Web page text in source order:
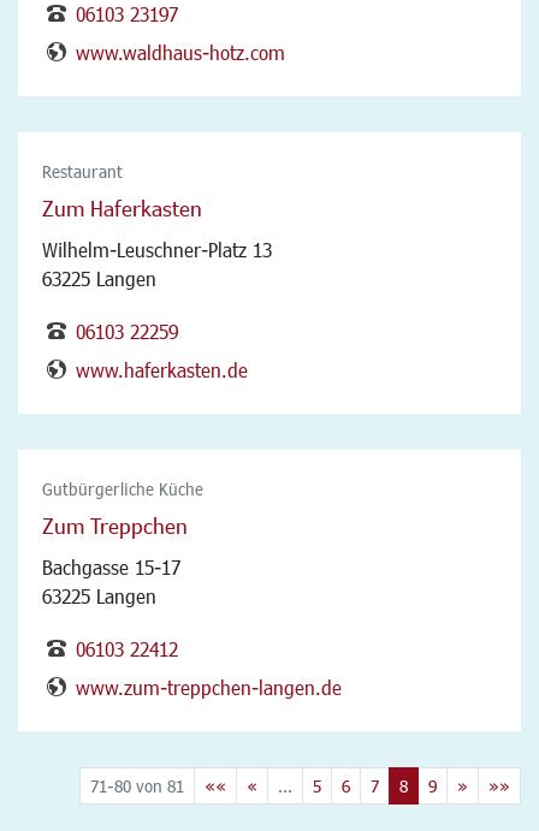
06103 23197
www.waldhaus-hotz.com
Restaurant
Zum Haferkasten
Wilhelm-Leuschner-Platz 13
63225 Langen
06103 22259
www.haferkasten.de
Gutbürgerliche Küche
Zum Treppchen
Bachgasse 15-17
63225 Langen
06103 22412
www.zum-treppchen-langen.de
71-80 von 81 «« « ... 5 6 7 8 9 » »»